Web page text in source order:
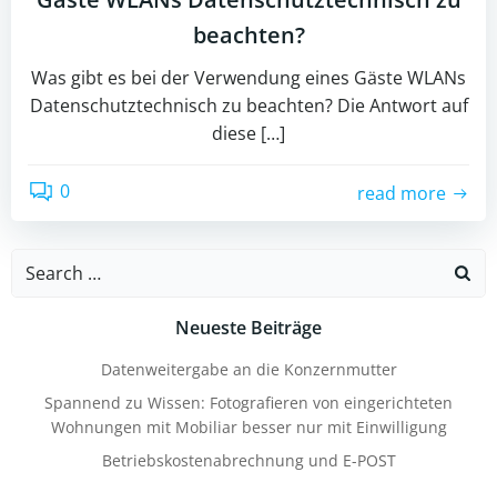
beachten?
Was gibt es bei der Verwendung eines Gäste WLANs
Datenschutztechnisch zu beachten? Die Antwort auf
diese […]
0 read more
Search
Neueste Beiträge
Datenweitergabe an die Konzernmutter
Spannend zu Wissen: Fotografieren von eingerichteten
Wohnungen mit Mobiliar besser nur mit Einwilligung
Betriebskostenabrechnung und E-POST